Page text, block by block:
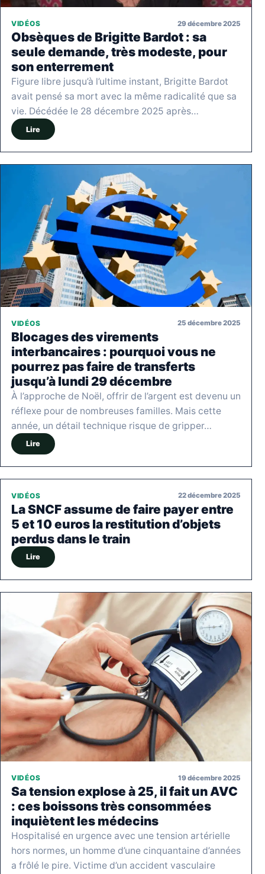
VIDÉOS 29 décembre 2025
Obsèques de Brigitte Bardot : sa
seule demande, très modeste, pour
son enterrement
Figure libre jusqu’à l’ultime instant, Brigitte Bardot
avait pensé sa mort avec la même radicalité que sa
vie. Décédée le 28 décembre 2025 après…
Lire
VIDÉOS 25 décembre 2025
Blocages des virements
interbancaires : pourquoi vous ne
pourrez pas faire de transferts
jusqu’à lundi 29 décembre
À l’approche de Noël, offrir de l’argent est devenu un
réflexe pour de nombreuses familles. Mais cette
année, un détail technique risque de gripper…
Lire
VIDÉOS 22 décembre 2025
La SNCF assume de faire payer entre
5 et 10 euros la restitution d’objets
perdus dans le train
Lire
VIDÉOS 19 décembre 2025
Sa tension explose à 25, il fait un AVC
: ces boissons très consommées
inquiètent les médecins
Hospitalisé en urgence avec une tension artérielle
hors normes, un homme d’une cinquantaine d’années
a frôlé le pire. Victime d’un accident vasculaire